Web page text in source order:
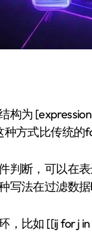
构为
方式比传统的
判断，可以在表
写法在过滤数据
，比如 [[ij for j